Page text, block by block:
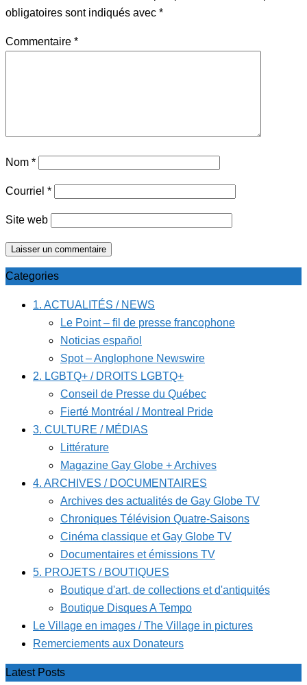
obligatoires sont indiqués avec *
Commentaire *
Nom *
Courriel *
Site web
Categories
1. ACTUALITÉS / NEWS
Le Point – fil de presse francophone
Noticias español
Spot – Anglophone Newswire
2. LGBTQ+ / DROITS LGBTQ+
Conseil de Presse du Québec
Fierté Montréal / Montreal Pride
3. CULTURE / MÉDIAS
Littérature
Magazine Gay Globe + Archives
4. ARCHIVES / DOCUMENTAIRES
Archives des actualités de Gay Globe TV
Chroniques Télévision Quatre-Saisons
Cinéma classique et Gay Globe TV
Documentaires et émissions TV
5. PROJETS / BOUTIQUES
Boutique d'art, de collections et d'antiquités
Boutique Disques A Tempo
Le Village en images / The Village in pictures
Remerciements aux Donateurs
Latest Posts